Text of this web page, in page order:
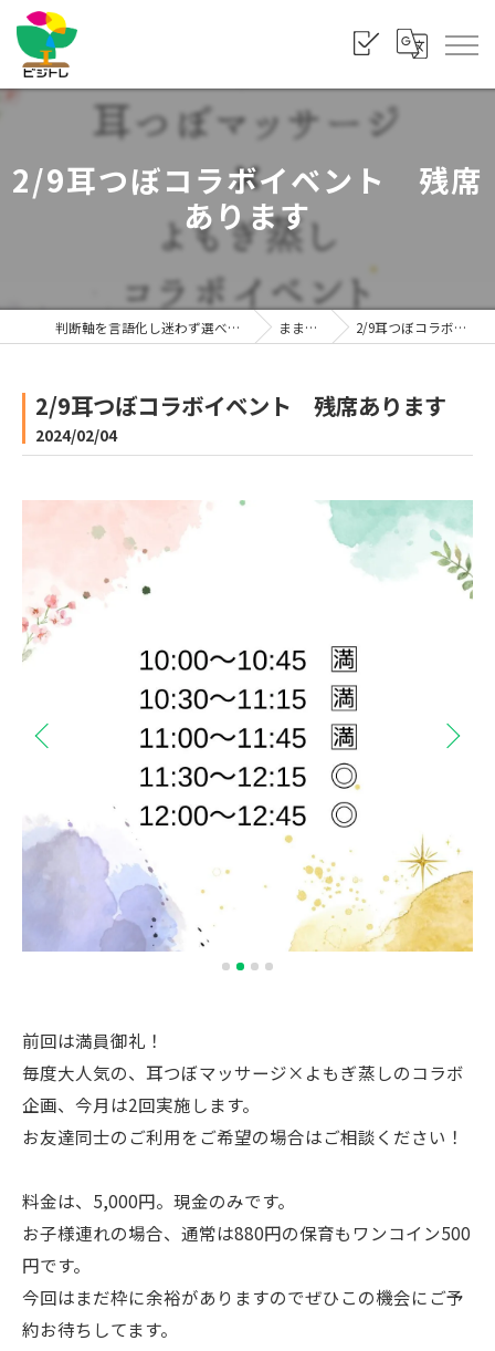
2/9耳つぼコラボイベント 残席
あります
判断軸を言語化し迷わず選べる状態をつくる「株式会社ビジトレ」 まま利楽ブログ 2/9耳つぼコラボイベント 残席あります
2/9耳つぼコラボイベント 残席あります
2024/02/04
前回は満員御礼！
毎度大人気の、耳つぼマッサージ×よもぎ蒸しのコラボ
企画、今月は2回実施します。
お友達同士のご利用をご希望の場合はご相談ください！
料金は、5,000円。現金のみです。
お子様連れの場合、通常は880円の保育もワンコイン500
円です。
今回はまだ枠に余裕がありますのでぜひこの機会にご予
約お待ちしてます。